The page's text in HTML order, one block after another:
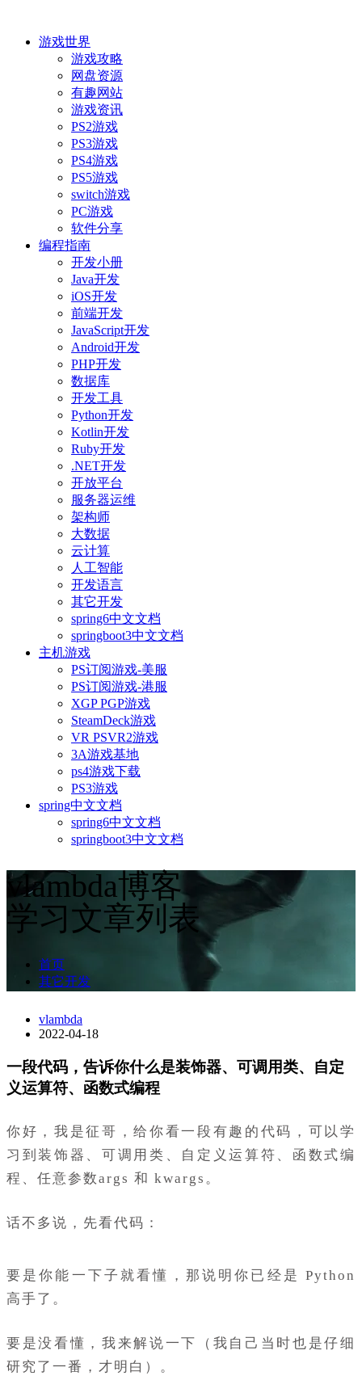
游戏世界
游戏攻略
网盘资源
有趣网站
游戏资讯
PS2游戏
PS3游戏
PS4游戏
PS5游戏
switch游戏
PC游戏
软件分享
编程指南
开发小册
Java开发
iOS开发
前端开发
JavaScript开发
Android开发
PHP开发
数据库
开发工具
Python开发
Kotlin开发
Ruby开发
.NET开发
开放平台
服务器运维
架构师
大数据
云计算
人工智能
开发语言
其它开发
spring6中文文档
springboot3中文文档
主机游戏
PS订阅游戏-美服
PS订阅游戏-港服
XGP PGP游戏
SteamDeck游戏
VR PSVR2游戏
3A游戏基地
ps4游戏下载
PS3游戏
spring中文文档
spring6中文文档
springboot3中文文档
vlambda博客
学习文章列表
首页
其它开发
vlambda
2022-04-18
一段代码，告诉你什么是装饰器、可调用类、自定
义运算符、函数式编程
你好，我是征哥，给你看一段有趣的代码，可以学
习到装饰器、可调用类、自定义运算符、函数式编
程、任意参数args 和 kwargs。
话不多说，先看代码：
要是你能一下子就看懂，那说明你已经是 Python
高手了。
要是没看懂，我来解说一下（我自己当时也是仔细
研究了一番，才明白）。